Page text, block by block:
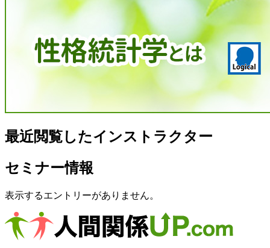
最近閲覧したインストラクター
セミナー情報
表示するエントリーがありません。